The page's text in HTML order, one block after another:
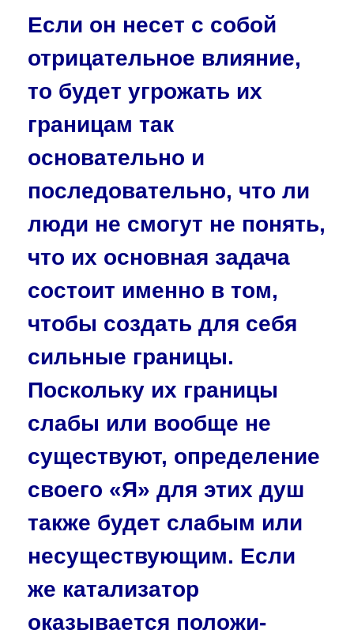
Если он несет с собой
отрицательное влияние,
то будет угрожать их
границам так
основательно и
последовательно, что ли
люди не смогут не понять,
что их основная задача
со­стоит именно в том,
чтобы создать для себя
сильные границы.
Поскольку их границы
слабы или вообще не
существуют, определение
своего «Я» для этих душ
также будет слабым или
несуществующим. Если
же катализатор
оказывается положи­